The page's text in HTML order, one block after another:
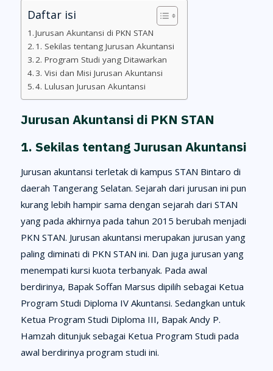
Daftar isi
Jurusan Akuntansi di PKN STAN
1. Sekilas tentang Jurusan Akuntansi
2. Program Studi yang Ditawarkan
3. Visi dan Misi Jurusan Akuntansi
4. Lulusan Jurusan Akuntansi
Jurusan Akuntansi di PKN STAN
1. Sekilas tentang Jurusan Akuntansi
Jurusan akuntansi terletak di kampus STAN Bintaro di
daerah Tangerang Selatan. Sejarah dari jurusan ini pun
kurang lebih hampir sama dengan sejarah dari STAN
yang pada akhirnya pada tahun 2015 berubah menjadi
PKN STAN. Jurusan akuntansi merupakan jurusan yang
paling diminati di PKN STAN ini. Dan juga jurusan yang
menempati kursi kuota terbanyak. Pada awal
berdirinya, Bapak Soffan Marsus dipilih sebagai Ketua
Program Studi Diploma IV Akuntansi. Sedangkan untuk
Ketua Program Studi Diploma III, Bapak Andy P.
Hamzah ditunjuk sebagai Ketua Program Studi pada
awal berdirinya program studi ini.